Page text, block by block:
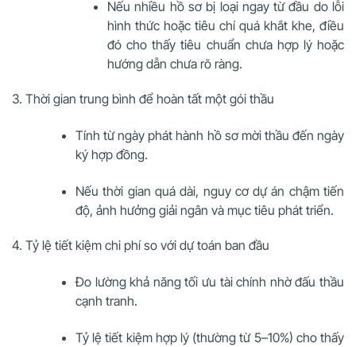
Nếu nhiều hồ sơ bị loại ngay từ đầu do lỗi
hình thức hoặc tiêu chí quá khắt khe, điều
đó cho thấy tiêu chuẩn chưa hợp lý hoặc
hướng dẫn chưa rõ ràng.
3. Thời gian trung bình để hoàn tất một gói thầu
Tính từ ngày phát hành hồ sơ mời thầu đến ngày
ký hợp đồng.
Nếu thời gian quá dài, nguy cơ dự án chậm tiến
độ, ảnh hưởng giải ngân và mục tiêu phát triển.
4. Tỷ lệ tiết kiệm chi phí so với dự toán ban đầu
Đo lường khả năng tối ưu tài chính nhờ đấu thầu
cạnh tranh.
Tỷ lệ tiết kiệm hợp lý (thường từ 5–10%) cho thấy